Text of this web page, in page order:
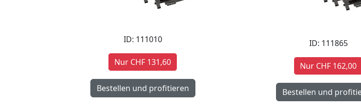
ID: 111010
Nur CHF 131,60
ID: 111865
Nur CHF 162,00